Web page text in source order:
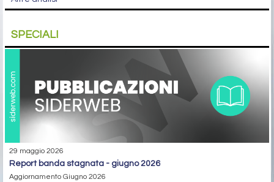
SPECIALI
29 maggio 2026
report banda stagnata - giugno 2026
Aggiornamento Giugno 2026